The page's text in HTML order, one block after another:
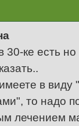
30-ке есть
в виду
то надо
лечением